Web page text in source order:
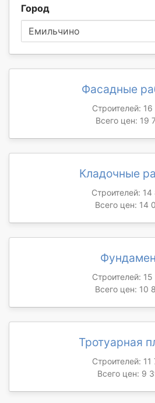
Город
Емильчино
Фасадные
Строителей: 16
Всего цен: 19
Кладочные
Строителей: 14
Всего цен: 14
Строителей: 15
Всего цен: 10
Тротуарная
Строителей: 11
Всего цен: 9